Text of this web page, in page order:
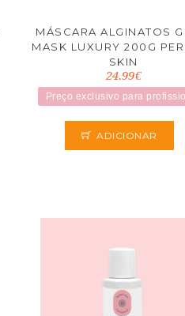
MÁSCARA ALGINATOS
MASK LUXURY 200G
SKIN
24.99€
Preço exclusivo para
ADICIONAR